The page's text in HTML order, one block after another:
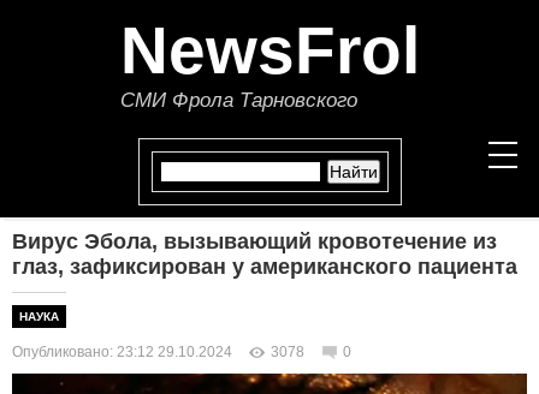
NewsFrol
СМИ Фрола Тарновского
НОВОСТИ
ПОЛИТИКА
Вирус Эбола, вызывающий кровотечение из
глаз, зафиксирован у американского пациента
НАУКА
Опубликовано: 23:12 29.10.2024 3078 0